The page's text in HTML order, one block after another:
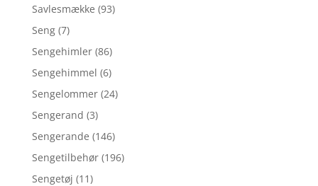
Savlesmække (93)
Seng (7)
Sengehimler (86)
Sengehimmel (6)
Sengelommer (24)
Sengerand (3)
Sengerande (146)
Sengetilbehør (196)
Sengetøj (11)